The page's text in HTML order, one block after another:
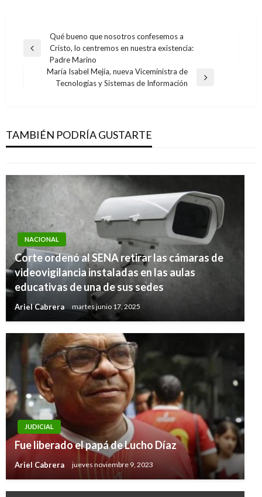
Navegación
de
entradas
Entrada
anterior
Qué bueno que nosotros confesemos a
Cristo, lo centremos en nuestra existencia:
Padre Marino
Entrada
María Isabel Mejía, nueva Viceministra de
Tecnologías y Sistemas de Información
TAMBIÉN PODRÍA GUSTARTE
varias regiones del país
Andres Felipe Gama miércoles octubre 25, 2017
NACIONAL
Corte ordenó al SENA retirar las cámaras de
videovigilancia instaladas en las aulas
educativas de una de sus sedes
Ariel Cabrera martes junio 17, 2025
JUDICIAL
Fue liberado el papá de Lucho Díaz
Ariel Cabrera jueves noviembre 9, 2023